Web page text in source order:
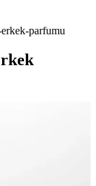
parfumu